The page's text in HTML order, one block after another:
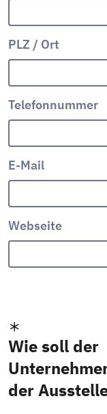
PLZ / Ort
Telefonnummer
E-Mail
Webseite
Wie soll der
der